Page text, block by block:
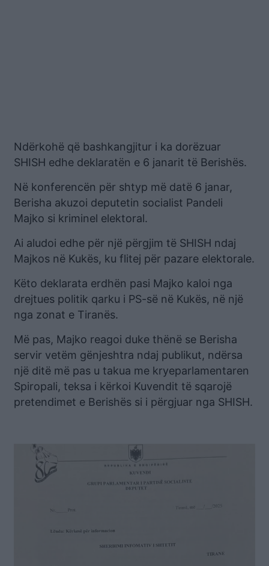
Ndërkohë që bashkangjitur i ka dorëzuar
SHISH edhe deklaratën e 6 janarit të Berishës.
Në konferencën për shtyp më datë 6 janar,
Berisha akuzoi deputetin socialist Pandeli
Majko si kriminel elektoral.
Ai aludoi edhe për një përgjim të SHISH ndaj
Majkos në Kukës, ku flitej për pazare elektorale.
Këto deklarata erdhën pasi Majko kaloi nga
drejtues politik qarku i PS-së në Kukës, në një
nga zonat e Tiranës.
Më pas, Majko reagoi duke thënë se Berisha
servir vetëm gënjeshtra ndaj publikut, ndërsa
një ditë më pas u takua me kryeparlamentaren
Spiropali, teksa i kërkoi Kuvendit të sqarojë
pretendimet e Berishës si i përgjuar nga SHISH.